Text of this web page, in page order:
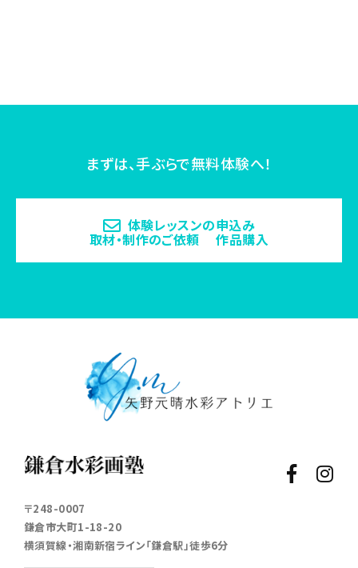
まずは、手ぶらで無料体験へ！
体験レッスンの申込み
取材・制作のご依頼 作品購入
〒248-0007
鎌倉市大町1-18-20
横須賀線・湘南新宿ライン「鎌倉駅」徒歩6分